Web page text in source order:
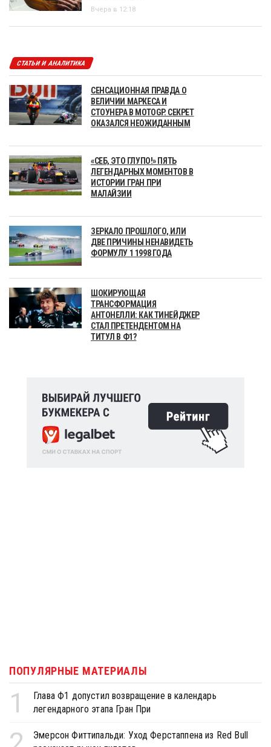
Вчера в 12:18
СТАТЬИ И АНАЛИТИКА
СЕНСАЦИОННАЯ ПРАВДА О
ВЕЛИЧИИ МАРКЕСА И
СТОУНЕРА В MOTOGP. СЕКРЕТ
ОКАЗАЛСЯ НЕОЖИДАННЫМ
«СЕБ, ЭТО ГЛУПО!» ПЯТЬ
ЛЕГЕНДАРНЫХ МОМЕНТОВ В
ИСТОРИИ ГРАН ПРИ
МАЛАЙЗИИ
ЗЕРКАЛО ПРОШЛОГО, ИЛИ
ДВЕ ПРИЧИНЫ НЕНАВИДЕТЬ
ФОРМУЛУ 1 1998 ГОДА
ШОКИРУЮЩАЯ
ТРАНСФОРМАЦИЯ
АНТОНЕЛЛИ: КАК ТИНЕЙДЖЕР
СТАЛ ПРЕТЕНДЕНТОМ НА
ТИТУЛ В Ф1?
ПОПУЛЯРНЫЕ МАТЕРИАЛЫ
1
Глава Ф1 допустил возвращение в календарь
легендарного этапа Гран При
Эмерсон Фиттипальди: Уход Ферстаппена из Red Bull